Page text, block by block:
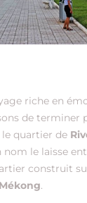
riche en
de terminer
le quartier de
nom le laisse
construit
Mékong.